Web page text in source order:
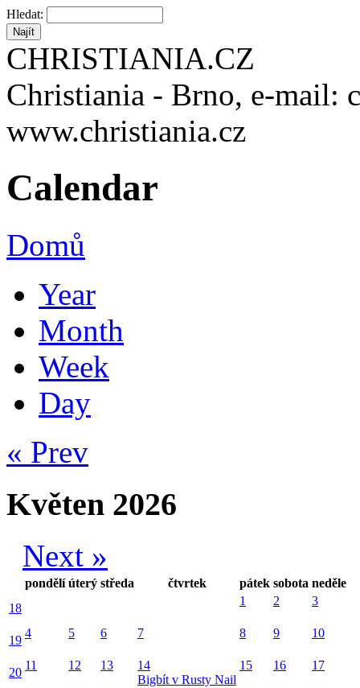
Hledat:
CHRISTIANIA.CZ
Christiania - Brno, e-mail:
www.christiania.cz
Calendar
Domů
Year
Month
Week
Day
« Prev
Květen 2026
Next »
pondělí úterý středa čtvrtek pátek sobota neděle
18
1 2 3
19
4 5 6 7 8 9 10
20
11 12 13
14
Bigbít v Rusty Nail
15 16 17